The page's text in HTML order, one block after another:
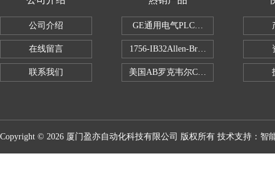
公司介绍
在线留言
联系我们
GE通用电气PLC控制器
1756-IB32Allen-Bradley1756IB32数字
美国AB罗克韦尔CPU处理器
Copyright © 2026 厦门盈亦自动化科技有限公司 版权所有 技术支持： 智